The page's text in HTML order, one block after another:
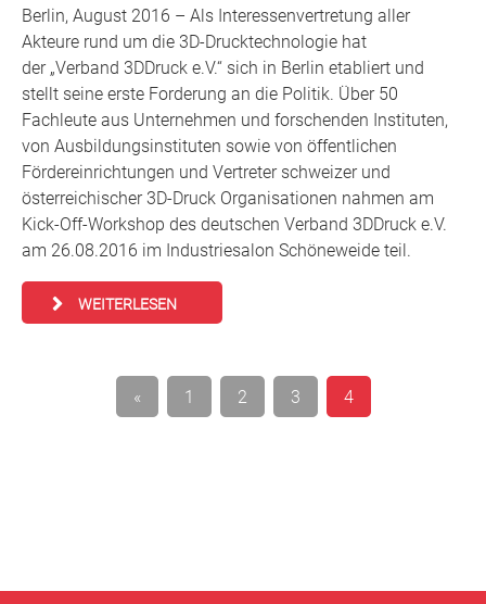
Berlin, August 2016 – Als Interessenvertretung aller
Akteure rund um die 3D-Drucktechnologie hat
der „Verband 3DDruck e.V.“ sich in Berlin etabliert und
stellt seine erste Forderung an die Politik. Über 50
Fachleute aus Unternehmen und forschenden Instituten,
von Ausbildungsinstituten sowie von öffentlichen
Fördereinrichtungen und Vertreter schweizer und
österreichischer 3D-Druck Organisationen nahmen am
Kick-Off-Workshop des deutschen Verband 3DDruck e.V.
am 26.08.2016 im Industriesalon Schöneweide teil.
WEITERLESEN
Seitennummerierung
« 1 2 3 4